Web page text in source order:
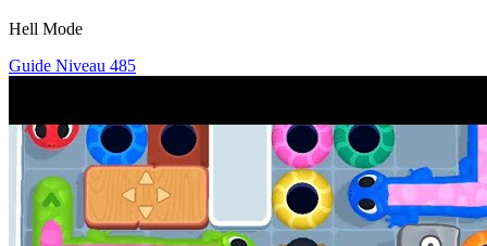
Hell Mode
Guide Niveau 485